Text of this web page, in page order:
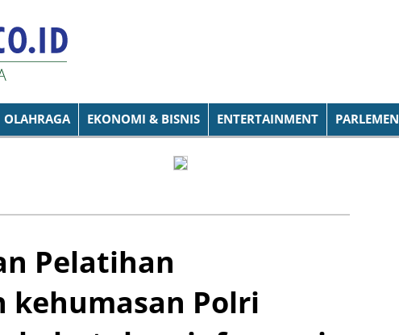
OLAHRAGA EKONOMI & BISNIS ENTERTAINMENT PARLEMEN
Pelatihan
Polri